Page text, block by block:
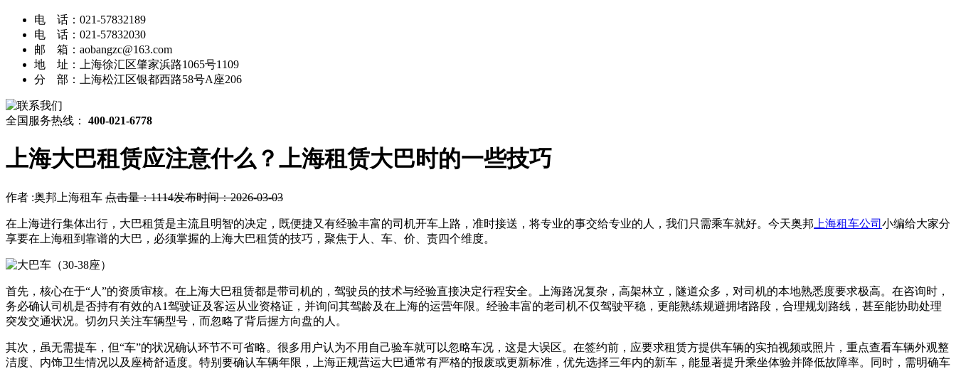
电 话：021-57832189
电 话：021-57832030
邮 箱：aobangzc@163.com
地 址：上海徐汇区肇家浜路1065号1109
分 部：上海松江区银都西路58号A座206
全国服务热线： 400-021-6778
上海大巴租赁应注意什么？上海租赁大巴时的一些技巧
作者 :奥邦上海租车 点击量：1114发布时间：2026-03-03
在上海进行集体出行，大巴租赁是主流且明智的决定，既便捷又有经验丰富的司机开车上路，准时接送，将专业的事交给专业的人，我们只需乘车就好。今天奥邦 上海租车公司 小编给大家分
享要在上海租到靠谱的大巴，必须掌握的上海大巴租赁的技巧，聚焦于人、车、价、责四个维度。
首先，核心在于“人”的资质审核。在上海大巴租赁都是带司机的，驾驶员的技术与经验直接决定行程安全。上海路况复杂，高架林立，隧道众多，对司机的本地熟悉度要求极高。在咨询时，
务必确认司机是否持有有效的A1驾驶证及客运从业资格证，并询问其驾龄及在上海的运营年限。经验丰富的老司机不仅驾驶平稳，更能熟练规避拥堵路段，合理规划路线，甚至能协助处理
突发交通状况。切勿只关注车辆型号，而忽略了背后握方向盘的人。
其次，虽无需提车，但“车”的状况确认环节不可省略。很多用户认为不用自己验车就可以忽略车况，这是大误区。在签约前，应要求租赁方提供车辆的实拍视频或照片，重点查看车辆外观整
洁度、内饰卫生情况以及座椅舒适度。特别要确认车辆年限，上海正规营运大巴通常有严格的报废或更新标准，优先选择三年内的新车，能显著提升乘坐体验并降低故障率。同时，需明确车